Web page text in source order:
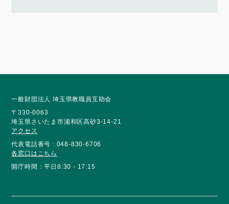
一般財団法人 埼玉県教職員互助会
〒330-0063
埼玉県さいたま市浦和区高砂3-14-21
アクセス
代表電話番号 : 048-830-6706
各窓口はこちら
開庁時間：平日8:30 - 17:15